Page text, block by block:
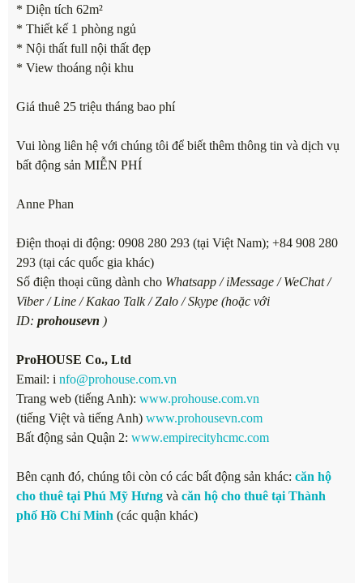
* Diện tích 62m²
* Thiết kế 1 phòng ngủ
* Nội thất full nội thất đẹp
* View thoáng nội khu
Giá thuê 25 triệu tháng bao phí
Vui lòng liên hệ với chúng tôi để biết thêm thông tin và dịch vụ
bất động sản MIỄN PHÍ
Anne Phan
Điện thoại di động: 0908 280 293 (tại Việt Nam); +84 908 280
293 (tại các quốc gia khác)
Số điện thoại cũng dành cho Whatsapp / iMessage / WeChat /
Viber / Line / Kakao Talk / Zalo / Skype (hoặc với
ID: prohousevn )
ProHOUSE Co., Ltd
Email: i nfo@prohouse.com.vn
Trang web (tiếng Anh): www.prohouse.com.vn
(tiếng Việt và tiếng Anh) www.prohousevn.com
Bất động sản Quận 2: www.empirecityhcmc.com
Bên cạnh đó, chúng tôi còn có các bất động sản khác: căn hộ
cho thuê tại Phú Mỹ Hưng và căn hộ cho thuê tại Thành
phố Hồ Chí Minh (các quận khác)